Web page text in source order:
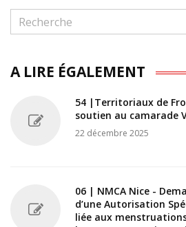
A LIRE ÉGALEMENT
54 |Territoriaux de
soutien au camarade
22 décembre 2025
06 | NMCA Nice -
d’une Autorisation
liée aux